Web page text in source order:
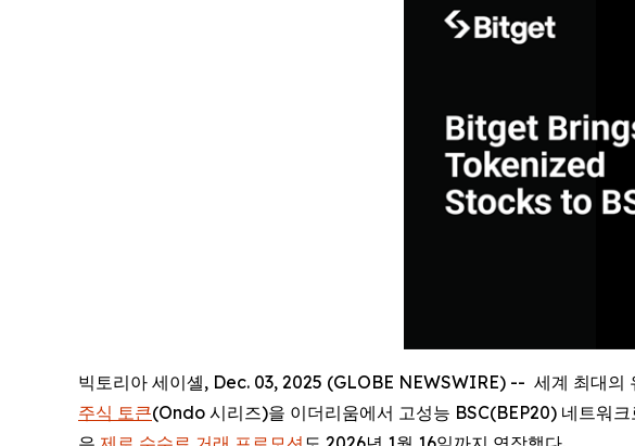
빅토리아 세이셸, Dec. 03, 2025 (GLOBE NEWSWIRE) -- 세계 최대의
주식 토큰(Ondo 시리즈)을 이더리움에서 고성능 BSC(BEP20) 네트워